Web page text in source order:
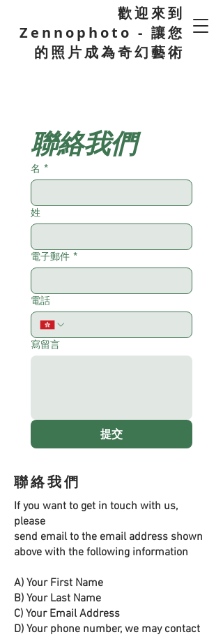
歡迎來到
Zennophoto - 讓您
的照片成為奇幻藝術
聯絡我們
名 *
姓
電子郵件 *
電話
寫留言
提交
聯絡我們
If you want to get in touch with us,
please
send email to the email address shown
above with the following information
A) Your First Name
B) Your Last Name
C) Your Email Address
D) Your phone number, we may contact